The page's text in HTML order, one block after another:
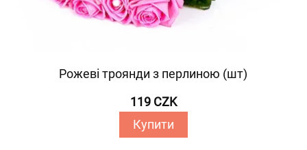
Рожеві троянди з перлиною (шт)
119 CZK
Купити